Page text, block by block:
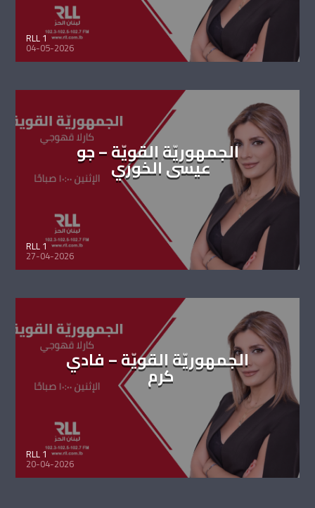
RLL 1
04-05-2026
الجمهوريّة القويّة – جو
عيسى الخوري
RLL 1
27-04-2026
الجمهوريّة القويّة – فادي
كرم
RLL 1
20-04-2026